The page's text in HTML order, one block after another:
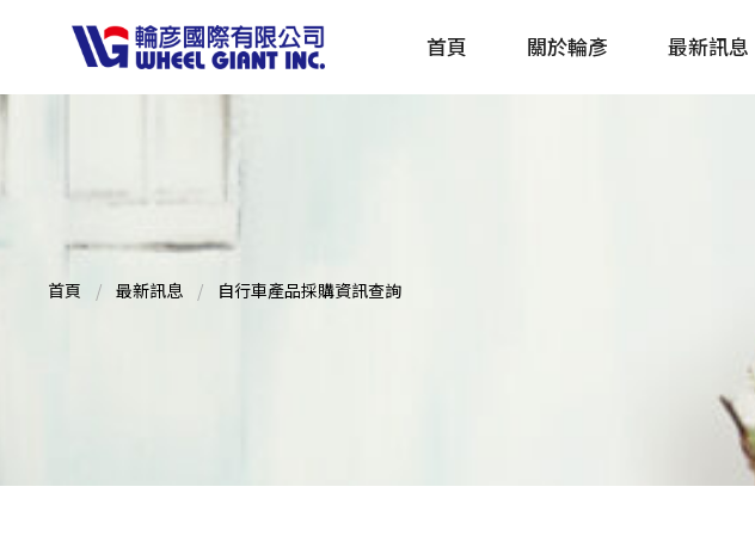
首頁 關於輪彥 最新訊息
首頁 最新訊息 自行車產品採購資訊查詢